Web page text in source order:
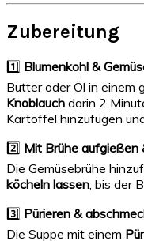
Zubereitung
1️⃣ Blumenkohl &
Butter oder Öl in einem
Knoblauch darin 2
Kartoffel hinzufügen
2️⃣ Mit Brühe aufgießen
Die Gemüsebrühe
köcheln lassen, bis der
3️⃣ Pürieren &
Die Suppe mit einem